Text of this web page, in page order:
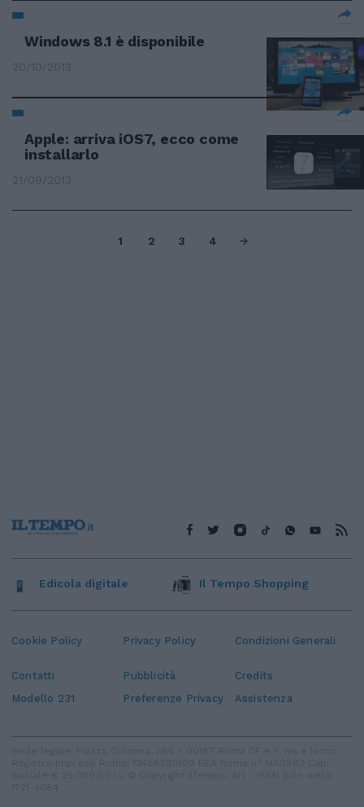
Windows 8.1 è disponibile
20/10/2013
Apple: arriva iOS7, ecco come
installarlo
21/09/2013
1 2 3 4
Cookie Policy Privacy Policy Condizioni Generali
Contatti Pubblicità
Credits
Modello 231
Preferenze Privacy Assistenza
Edicola digitale Il Tempo Shopping